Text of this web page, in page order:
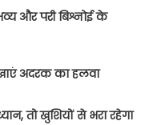
और परी बिश्नोई के
खाएं अदरक का हलवा
तो खुशियों से भरा रहेगा